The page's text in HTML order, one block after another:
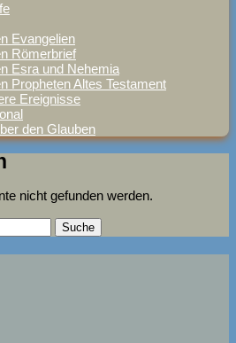
Evangelien
Römerbrief
Esra und Nehemia
Propheten Altes Testament
Ereignisse
den Glauben
nicht gefunden werden.